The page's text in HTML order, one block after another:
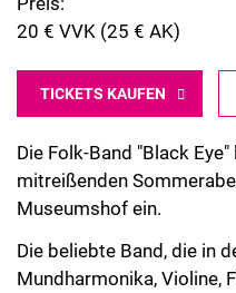
20 € VVK (25 € AK)
TICKETS KAUFEN
Die Folk-Band "Black
mitreißenden
Museumshof ein.
Die beliebte Band, die in
Mundharmonika, Violine,